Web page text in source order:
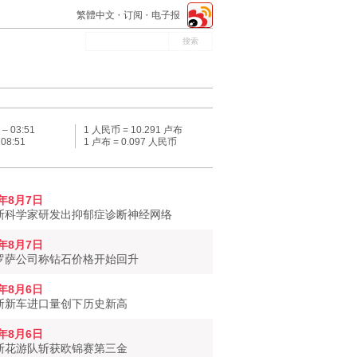
繁體中文 订阅 电子报
– 03:51
08:51
1 人民币 = 10.291 卢布
1 卢布 = 0.097 人民币
8月7日
科学家研发出抑郁症诊断神经网络
8月7日
萨公司称钻石价格开始回升
8月6日
新车进口量创下历史新高
8月6日
花游队斩获欧锦赛第三金